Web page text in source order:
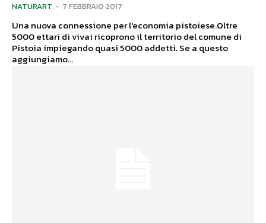
NATURART - 7 FEBBRAIO 2017
Una nuova connessione per l'economia pistoiese.Oltre
5000 ettari di vivai ricoprono il territorio del comune di
Pistoia impiegando quasi 5000 addetti. Se a questo
aggiungiamo...